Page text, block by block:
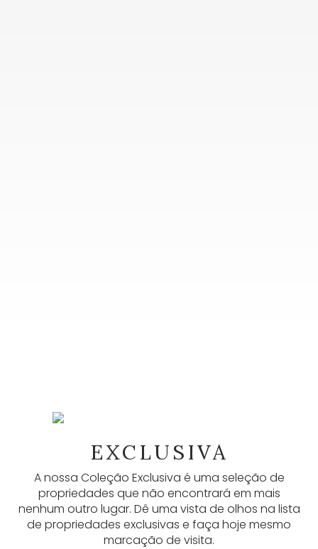
NEWSLETTER
As nossas newsletters fornecem muitas
informações úteis, anúncios mais recentes e
atualizações. Inscreva-se aqui.
SUBSCREVER
EXCLUSIVA
A nossa Coleção Exclusiva é uma seleção de
propriedades que não encontrará em mais
nenhum outro lugar. Dê uma vista de olhos na lista
de propriedades exclusivas e faça hoje mesmo
marcação de visita.